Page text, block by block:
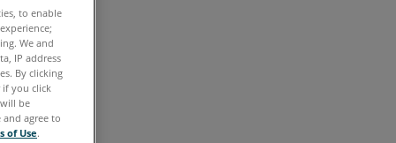
to enable
We and
IP address
By clicking
if you click
be
and agree to
of Use.